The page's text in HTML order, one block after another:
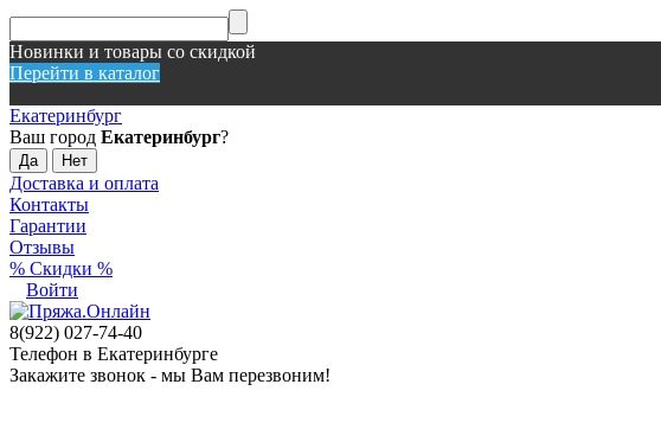
Новинки и товары со скидкой
Перейти в каталог
Екатеринбург
Ваш город Екатеринбург?
Доставка и оплата
Контакты
Гарантии
Отзывы
% Скидки %
Войти
8(922) 027-74-40
Телефон в Екатеринбурге
Закажите звонок - мы Вам перезвоним!